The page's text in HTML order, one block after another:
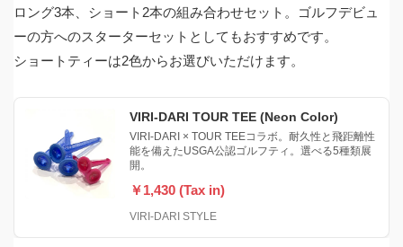
ロング3本、ショート2本の組み合わせセット。ゴルフデビュ
ーの方へのスターターセットとしてもおすすめです。
ショートティーは2色からお選びいただけます。
VIRI-DARI TOUR TEE (Neon Color)
VIRI-DARI × TOUR TEEコラボ。耐久性と飛距離性
能を備えたUSGA公認ゴルフティ。選べる5種類展
開。
￥1,430 (Tax in)
VIRI-DARI STYLE